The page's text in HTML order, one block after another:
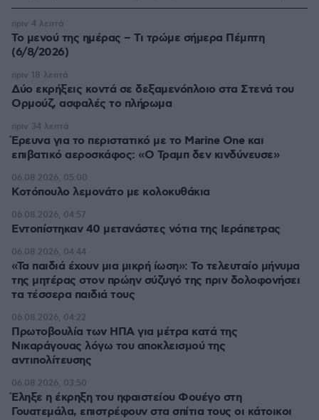
Το μενού της ημέρας – Τι τρώμε σήμερα Πέμπτη
(6/8/2026)
πριν 4 λεπτά
Δύο εκρήξεις κοντά σε δεξαμενόπλοιο στα Στενά του
Ορμούζ, ασφαλές το πλήρωμα
πριν 18 λεπτά
Έρευνα για το περιστατικό με το Marine One και
επιβατικό αεροσκάφος: «Ο Τραμπ δεν κινδύνευσε»
πριν 34 λεπτά
Κοτόπουλο λεμονάτο με κολοκυθάκια
06.08.2026, 05:00
Εντοπίστηκαν 40 μετανάστες νότια της Ιεράπετρας
06.08.2026, 04:57
«Τα παιδιά έχουν μια μικρή ίωση»: Το τελευταίο μήνυμα
της μητέρας στον πρώην σύζυγό της πριν δολοφονήσει
τα τέσσερα παιδιά τους
06.08.2026, 04:44
Πρωτοβουλία των ΗΠΑ για μέτρα κατά της
Νικαράγουας λόγω του αποκλεισμού της
αντιπολίτευσης
06.08.2026, 04:22
Έληξε η έκρηξη του ηφαιστείου Φουέγο στη
Γουατεμάλα, επιστρέφουν στα σπίτια τους οι κάτοικοι
06.08.2026, 03:50